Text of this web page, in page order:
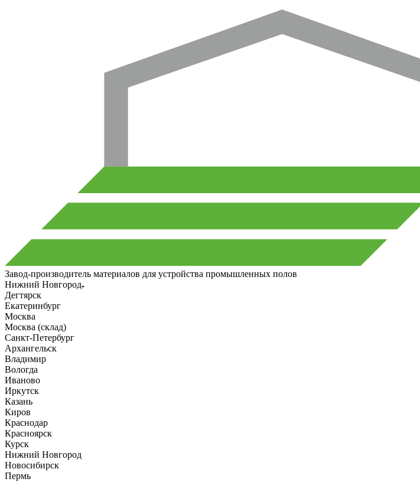
Завод-производитель материалов для устройства промышленных полов
Нижний Новгород
Дегтярск
Екатеринбург
Москва
Москва (склад)
Санкт-Петербург
Архангельск
Владимир
Вологда
Иваново
Иркутск
Казань
Киров
Краснодар
Красноярск
Курск
Нижний Новгород
Новосибирск
Пермь